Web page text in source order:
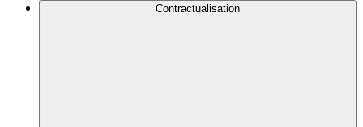
Contractualisation